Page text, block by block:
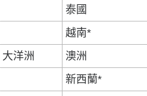
泰國
越南*
大洋洲
澳洲
新西蘭*